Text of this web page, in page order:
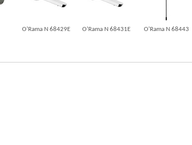
O'Rama N 68429E O'Rama N 68431E O'Rama N 68443